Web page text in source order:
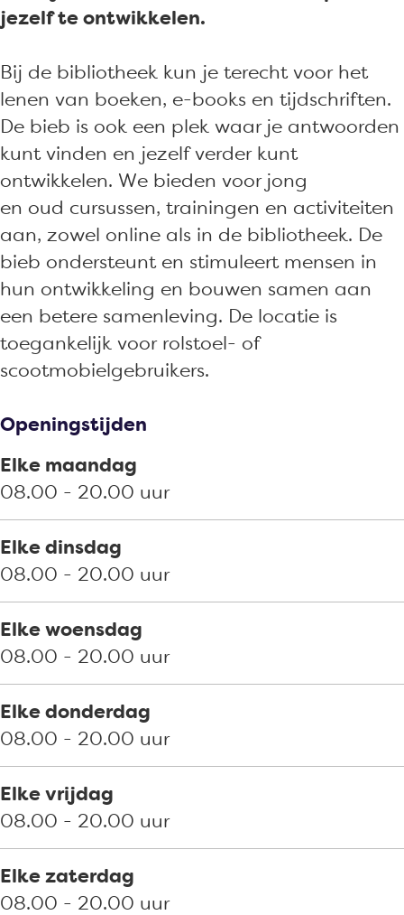
h
e
k
F
i
j
n
a
a
r
t
o
h
e
e
k
F
i
j
n
a
a
r
t
i
t
h
e
e
k
F
i
j
n
a
a
r
h
e
k
F
i
j
n
a
a
r
t
l
o
t
h
e
e
k
F
i
j
n
a
a
t
jezelf te ontwikkelen.
Bij de bibliotheek kun je terecht voor het
lenen van boeken, e-books en tijdschriften.
De bieb is ook een plek waar je antwoorden
kunt vinden en jezelf verder kunt
ontwikkelen. We bieden voor jong
en oud cursussen, trainingen en activiteiten
aan, zowel online als in de bibliotheek. De
bieb ondersteunt en stimuleert mensen in
hun ontwikkeling en bouwen samen aan
een betere samenleving. De locatie is
toegankelijk voor rolstoel- of
scootmobielgebruikers.
Openingstijden
Elke maandag
08.00 - 20.00 uur
Elke dinsdag
08.00 - 20.00 uur
Elke woensdag
08.00 - 20.00 uur
Elke donderdag
08.00 - 20.00 uur
Elke vrijdag
08.00 - 20.00 uur
Elke zaterdag
08.00 - 20.00 uur